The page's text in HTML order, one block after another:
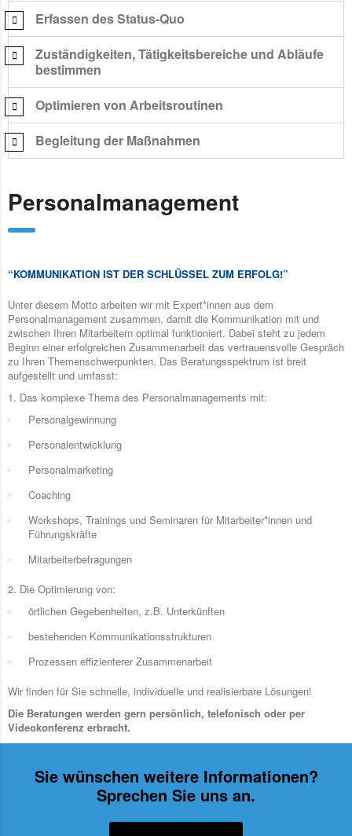
Erfassen des Status-Quo
Zuständigkeiten, Tätigkeitsbereiche und Abläufe
bestimmen
Optimieren von Arbeitsroutinen
Begleitung der Maßnahmen
Personalmanagement
“KOMMUNIKATION IST DER SCHLÜSSEL ZUM ERFOLG!”
Unter diesem Motto arbeiten wir mit Expert*innen aus dem
Personalmanagement zusammen, damit die Kommunikation mit und
zwischen Ihren Mitarbeitern optimal funktioniert. Dabei steht zu jedem
Beginn einer erfolgreichen Zusammenarbeit das vertrauensvolle Gespräch
zu Ihren Themenschwerpunkten. Das Beratungsspektrum ist breit
aufgestellt und umfasst:
1. Das komplexe Thema des Personalmanagements mit:
Personalgewinnung
Personalentwicklung
Personalmarketing
Coaching
Workshops, Trainings und Seminaren für Mitarbeiter*innen und
Führungskräfte
Mitarbeiterbefragungen
2. Die Optimierung von:
örtlichen Gegebenheiten, z.B. Unterkünften
bestehenden Kommunikationsstrukturen
Prozessen effizienterer Zusammenarbeit
Wir finden für Sie schnelle, individuelle und realisierbare Lösungen!
Die Beratungen werden gern persönlich, telefonisch oder per
Videokonferenz erbracht.
Sie wünschen weitere Informationen?
Sprechen Sie uns an.